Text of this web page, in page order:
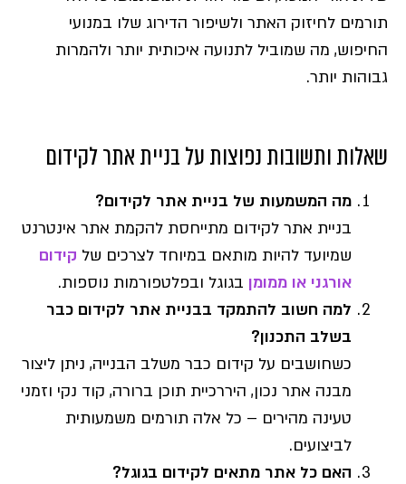
תורמים לחיזוק האתר ולשיפור הדירוג שלו במנועי
החיפוש, מה שמוביל לתנועה איכותית יותר ולהמרות
גבוהות יותר.
שאלות ותשובות נפוצות על בניית אתר לקידום
מה המשמעות של בניית אתר לקידום?
בניית אתר לקידום מתייחסת להקמת אתר אינטרנט
שמיועד להיות מותאם במיוחד לצרכים של קידום
אורגני או ממומן בגוגל ובפלטפורמות נוספות.
למה חשוב להתמקד בבניית אתר לקידום כבר
בשלב התכנון?
כשחושבים על קידום כבר משלב הבנייה, ניתן ליצור
מבנה אתר נכון, היררכיית תוכן ברורה, קוד נקי וזמני
טעינה מהירים – כל אלה תורמים משמעותית
לביצועים.
האם כל אתר מתאים לקידום בגוגל?